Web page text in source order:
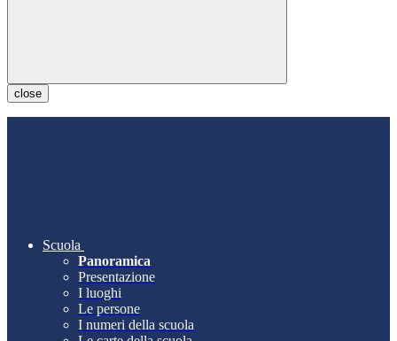
close
Scuola
Panoramica
Presentazione
I luoghi
Le persone
I numeri della scuola